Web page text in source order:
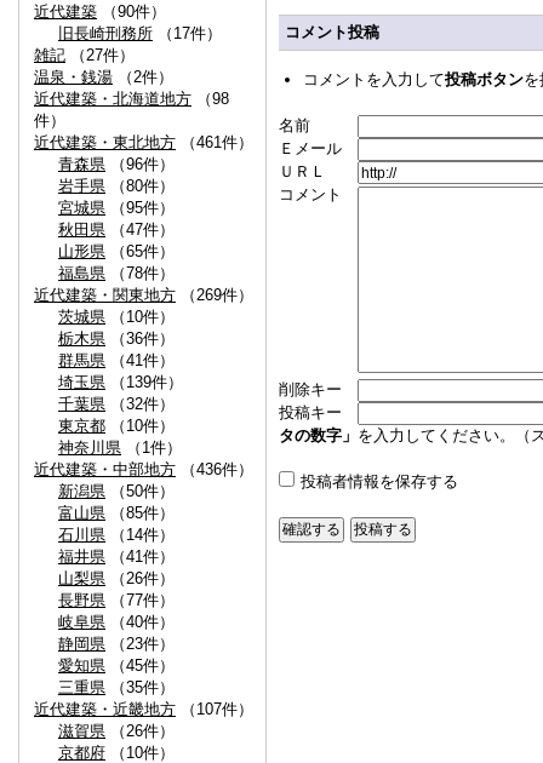
近代建築 （90件）
旧長崎刑務所 （17件）
雑記 （27件）
温泉・銭湯 （2件）
近代建築・北海道地方 （98
件）
近代建築・東北地方 （461件）
青森県 （96件）
岩手県 （80件）
宮城県 （95件）
秋田県 （47件）
山形県 （65件）
福島県 （78件）
近代建築・関東地方 （269件）
茨城県 （10件）
栃木県 （36件）
群馬県 （41件）
埼玉県 （139件）
千葉県 （32件）
東京都 （10件）
神奈川県 （1件）
近代建築・中部地方 （436件）
新潟県 （50件）
富山県 （85件）
石川県 （14件）
福井県 （41件）
山梨県 （26件）
長野県 （77件）
岐阜県 （40件）
静岡県 （23件）
愛知県 （45件）
三重県 （35件）
近代建築・近畿地方 （107件）
滋賀県 （26件）
京都府 （10件）
コメント投稿
コメントを入力して投稿ボタン
名前
Ｅメール
ＵＲＬ
コメント
削除キー
投稿キー
タの数字」 を入力してください。（
投稿者情報を保存する